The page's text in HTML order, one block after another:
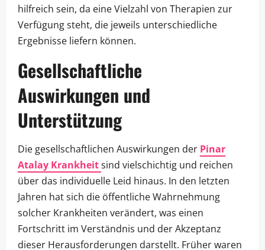
hilfreich sein, da eine Vielzahl von Therapien zur
Verfügung steht, die jeweils unterschiedliche
Ergebnisse liefern können.
Gesellschaftliche
Auswirkungen und
Unterstützung
Die gesellschaftlichen Auswirkungen der Pinar
Atalay Krankheitsind vielschichtig und reichen
über das individuelle Leid hinaus. In den letzten
Jahren hat sich die öffentliche Wahrnehmung
solcher Krankheiten verändert, was einen
Fortschritt im Verständnis und der Akzeptanz
dieser Herausforderungen darstellt. Früher waren